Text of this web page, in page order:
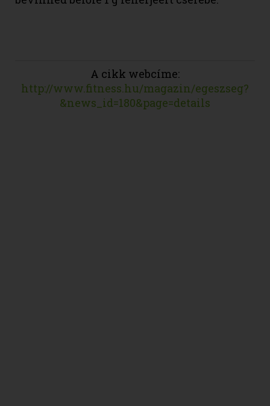
A cikk webcíme:
http://www.fitness.hu/magazin/egeszseg?
&news_id=180&page=details